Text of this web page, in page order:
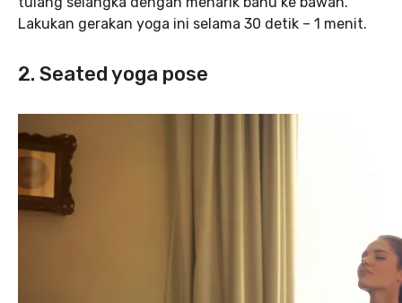
Lakukan gerakan yoga ini selama 30 detik – 1 menit.
2. Seated yoga pose